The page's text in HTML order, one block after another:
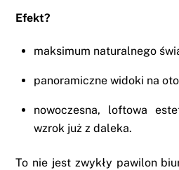
Efekt?
maksimum naturalnego
panoramiczne widoki na
nowoczesna, loftowa
wzrok już z daleka.
To nie jest zwykły pawilon